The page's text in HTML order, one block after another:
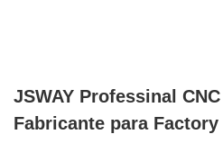
JSWAY Professinal
Fabricante para Factory